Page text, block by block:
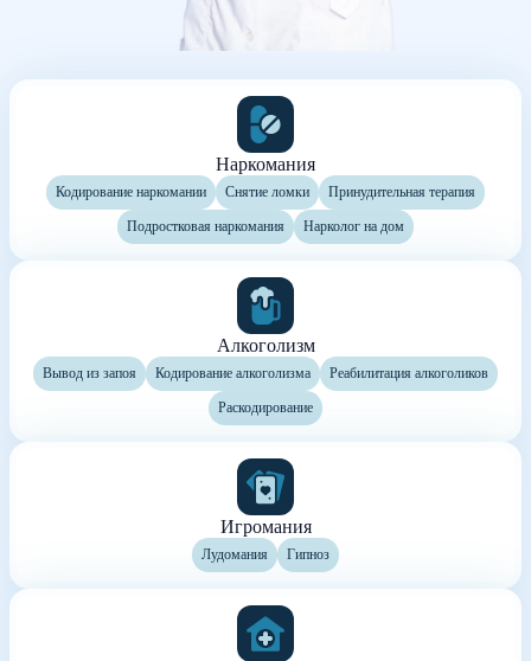
Наркомания
Кодирование наркомании Снятие ломки Принудительная терапия
Подростковая наркомания Нарколог на дом
Алкоголизм
Вывод из запоя Кодирование алкоголизма Реабилитация алкоголиков
Раскодирование
Игромания
Лудомания Гипноз